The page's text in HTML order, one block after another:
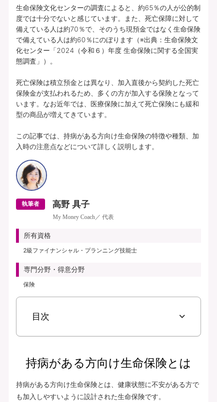
生命保険文化センターの調査によると、約65％の人が公的制
度では十分でないと感じています。また、死亡保障に対して
備えている人は約70％で、そのうち現預金ではなく生命保険
で備えている人は約60％にのぼります（※出典：生命保険文
化センター「2024（令和６）年度 生命保険に関する全国実
態調査」）。
死亡保険は積立預金とは異なり、加入直後から契約した死亡
保険金が支払われるため、多くの方が加入する保険となって
います。なお近年では、医療保険に加えて死亡保険にも緩和
型の商品が増えてきています。
この記事では、持病がある方向け生命保険の特徴や種類、加
入時の注意点などについて詳しく説明します。
執筆者 高野 具子
My Money Coach／ 代表
所有資格
2級ファイナンシャル・プランニング技能士
専門分野・得意分野
保険
目次
持病がある方向け生命保険とは
持病がある方向け生命保険とは、健康状態に不安がある方で
も加入しやすいように設計された生命保険です。